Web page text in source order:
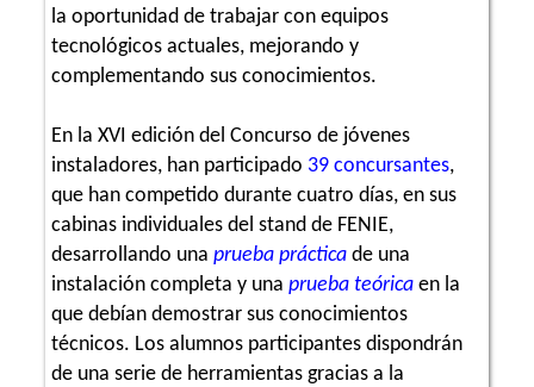
la oportunidad de trabajar con equipos
tecnológicos actuales, mejorando y
complementando sus conocimientos.
En la XVI edición del Concurso de jóvenes
instaladores, han participado 39 concursantes,
que han competido durante cuatro días, en sus
cabinas individuales del stand de FENIE,
desarrollando una prueba práctica de una
instalación completa y una prueba teórica en la
que debían demostrar sus conocimientos
técnicos. Los alumnos participantes dispondrán
de una serie de herramientas gracias a la